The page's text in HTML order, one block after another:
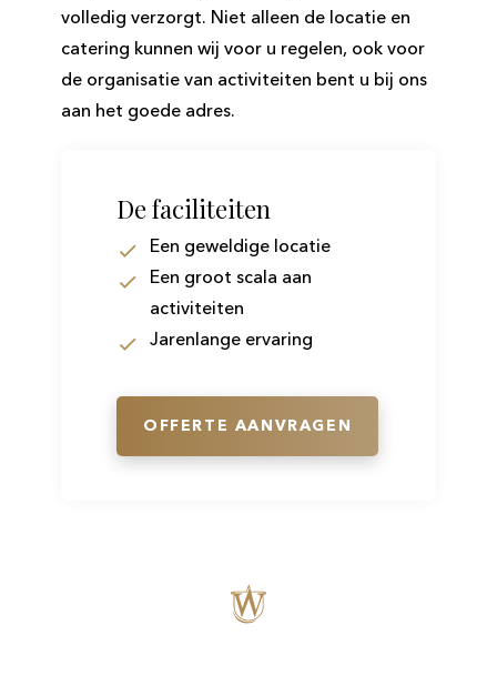
volledig verzorgt. Niet alleen de locatie en
catering kunnen wij voor u regelen, ook voor
de organisatie van activiteiten bent u bij ons
aan het goede adres.
De faciliteiten
Een geweldige locatie
Een groot scala aan
activiteiten
Jarenlange ervaring
OFFERTE AANVRAGEN